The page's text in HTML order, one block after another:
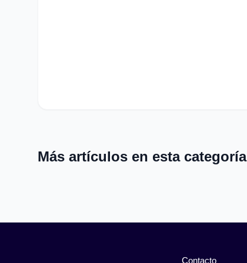
Más artículos en esta categoría
Contacto